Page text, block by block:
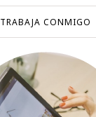
TRABAJA CONMIGO